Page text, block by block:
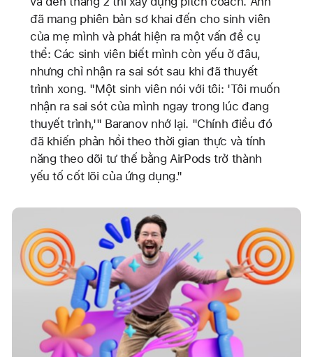
đã mang phiên bản sơ khai đến cho sinh viên
của mẹ mình và phát hiện ra một vấn đề cụ
thể: Các sinh viên biết mình còn yếu ở đâu,
nhưng chỉ nhận ra sai sót sau khi đã thuyết
trình xong. "Một sinh viên nói với tôi: 'Tôi muốn
nhận ra sai sót của mình ngay trong lúc đang
thuyết trình,'" Baranov nhớ lại. "Chính điều đó
đã khiến phản hồi theo thời gian thực và tính
năng theo dõi tư thế bằng AirPods trở thành
yếu tố cốt lõi của ứng dụng."